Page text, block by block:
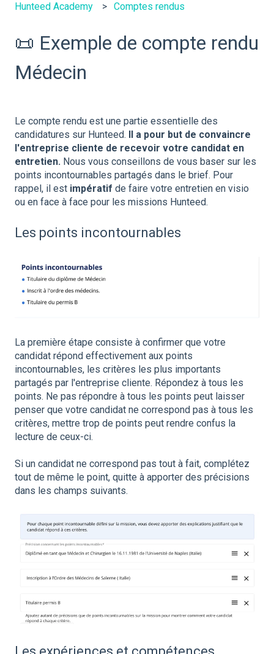
Hunteed Academy Comptes rendus
📜 Exemple de compte rendu
Médecin
Le compte rendu est une partie essentielle des
candidatures sur Hunteed. Il a pour but de convaincre
l'entreprise cliente de recevoir votre candidat en
entretien. Nous vous conseillons de vous baser sur les
points incontournables partagés dans le brief. Pour
rappel, il est impératif de faire votre entretien en visio
ou en face à face pour les missions Hunteed.
Les points incontournables
La première étape consiste à confirmer que votre
candidat répond effectivement aux points
incontournables, les critères les plus importants
partagés par l'entreprise cliente. Répondez à tous les
points. Ne pas répondre à tous les points peut laisser
penser que votre candidat ne correspond pas à tous les
critères, mettre trop de points peut rendre confus la
lecture de ceux-ci.
Si un candidat ne correspond pas tout à fait, complétez
tout de même le point, quitte à apporter des précisions
dans les champs suivants.